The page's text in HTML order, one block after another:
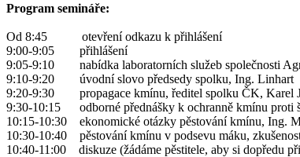
Program semináře:
Od 8:45 otevření odkazu k přihlášení
9:00-9:05 přihlášení
9:05-9:10 nabídka laboratorních služeb společnosti
9:10-9:20 úvodní slovo předsedy spolku, Ing. Linhart
9:20-9:30 propagace kmínu, ředitel spolku ČK, Karel
9:30-10:15 odborné přednášky k ochranně kmínu proti
10:15-10:30 ekonomické otázky pěstování kmínu, Ing.
10:30-10:40 pěstování kmínu v podsevu máku,
10:40-11:00 diskuze (žádáme pěstitele, aby si dopředu